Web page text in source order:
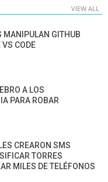
VIEW ALL
MANIPULAN GITHUB
VS CODE
A LOS
PARA ROBAR
CREARON SMS
TORRES
MILES DE TELÉFONOS